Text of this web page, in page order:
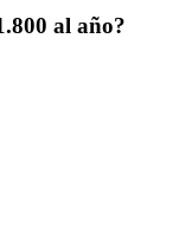
al año?